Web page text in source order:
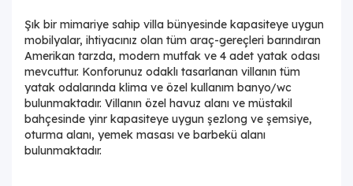
Şık bir mimariye sahip villa bünyesinde kapasiteye uygun
mobilyalar, ihtiyacınız olan tüm araç-gereçleri barındıran
Amerikan tarzda, modern mutfak ve 4 adet yatak odası
mevcuttur. Konforunuz odaklı tasarlanan villanın tüm
yatak odalarında klima ve özel kullanım banyo/wc
bulunmaktadır. Villanın özel havuz alanı ve müstakil
bahçesinde yinr kapasiteye uygun şezlong ve şemsiye,
oturma alanı, yemek masası ve barbekü alanı
bulunmaktadır.